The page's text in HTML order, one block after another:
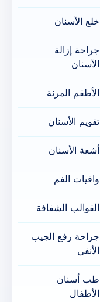
خلع الأسنان
جراحة إزالة
الأسنان
الأطقم المرنة
تقويم الأسنان
أشعة الأسنان
واقيات الفم
القوالب الشفافة
جراحة رفع الجيب
الأنفي
طب أسنان
الأطفال